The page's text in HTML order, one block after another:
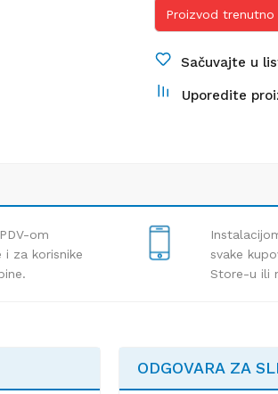
Proizvod trenutno
Sačuvajte u
Uporedite
om
za korisnike
svake
Store-u ili
ODGOVARA ZA